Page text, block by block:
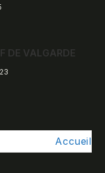
DE VALGARDE
Accueil